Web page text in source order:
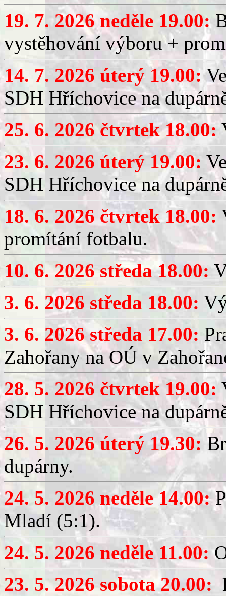
19. 7. 2026 neděle 19.00:
vystěhování výboru +
14. 7. 2026 úterý 19.00:
SDH Hříchovice na
25. 6. 2026 čtvrtek 18.00:
23. 6. 2026 úterý 19.00:
SDH Hříchovice na
18. 6. 2026 čtvrtek 18.00:
promítání fotbalu.
10. 6. 2026 středa 18.00:
3. 6. 2026 středa 18.00:
3. 6. 2026 středa 17.00:
Zahořany na OÚ v
28. 5. 2026 čtvrtek 19.00:
SDH Hříchovice na
26. 5. 2026 úterý 19.30:
dupárny.
24. 5. 2026 neděle 14.00:
Mladí (5:1).
24. 5. 2026 neděle 11.00:
23. 5. 2026 sobota 20.00: